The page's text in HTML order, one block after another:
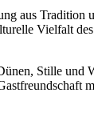
aus Tradition
Vielfalt
Stille und